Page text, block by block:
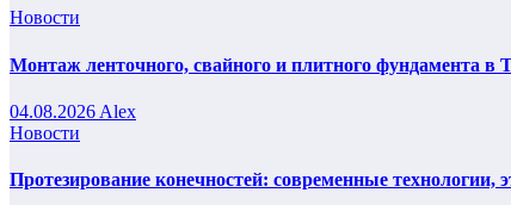
Новости
Монтаж ленточного, свайного и плитного фундамента в
04.08.2026 Alex
Новости
Протезирование конечностей: современные технологии,